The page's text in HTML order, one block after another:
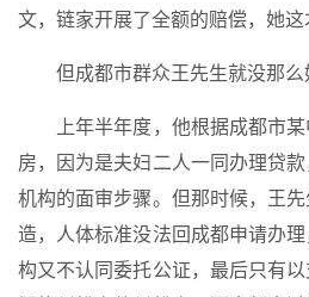
文，链家开展了全额的赔偿，她这
但成都市群众王先生就没那么
上年半年度，他根据成都市某
房，因为是夫妇二人一同办理贷
机构的面审步骤。但那时候，王
造，人体标准没法回成都申请办
构又不认同委托公证，最后只有